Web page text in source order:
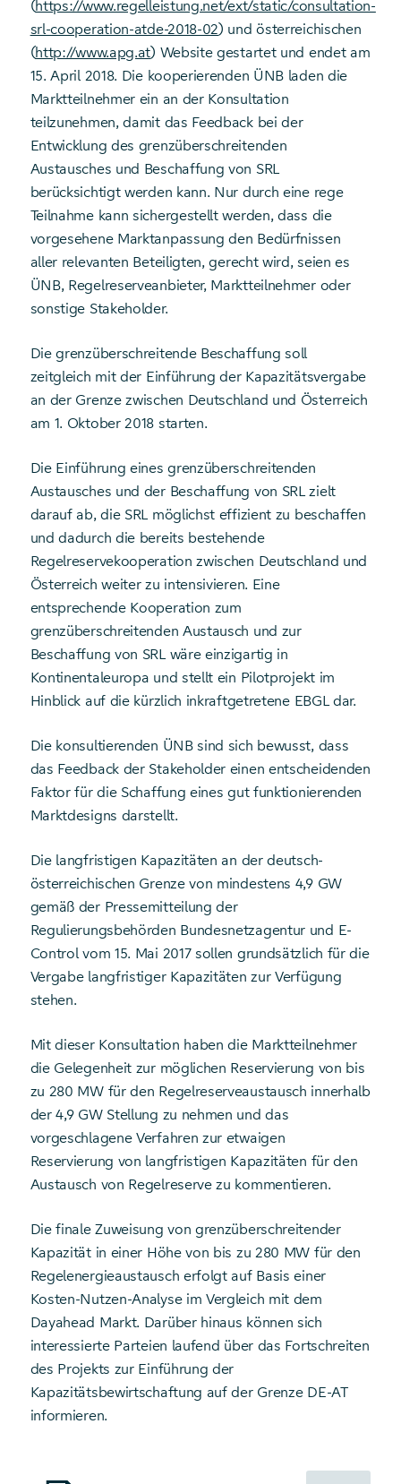
(https://www.regelleistung.net/ext/static/consultation-
srl-cooperation-atde-2018-02) und österreichischen
(http://www.apg.at) Website gestartet und endet am
15. April 2018. Die kooperierenden ÜNB laden die
Marktteilnehmer ein an der Konsultation
teilzunehmen, damit das Feedback bei der
Entwicklung des grenzüberschreitenden
Austausches und Beschaffung von SRL
berücksichtigt werden kann. Nur durch eine rege
Teilnahme kann sichergestellt werden, dass die
vorgesehene Marktanpassung den Bedürfnissen
aller relevanten Beteiligten, gerecht wird, seien es
ÜNB, Regelreserveanbieter, Marktteilnehmer oder
sonstige Stakeholder.
Die grenzüberschreitende Beschaffung soll
zeitgleich mit der Einführung der Kapazitätsvergabe
an der Grenze zwischen Deutschland und Österreich
am 1. Oktober 2018 starten.
Die Einführung eines grenzüberschreitenden
Austausches und der Beschaffung von SRL zielt
darauf ab, die SRL möglichst effizient zu beschaffen
und dadurch die bereits bestehende
Regelreservekooperation zwischen Deutschland und
Österreich weiter zu intensivieren. Eine
entsprechende Kooperation zum
grenzüberschreitenden Austausch und zur
Beschaffung von SRL wäre einzigartig in
Kontinentaleuropa und stellt ein Pilotprojekt im
Hinblick auf die kürzlich inkraftgetretene EBGL dar.
Die konsultierenden ÜNB sind sich bewusst, dass
das Feedback der Stakeholder einen entscheidenden
Faktor für die Schaffung eines gut funktionierenden
Marktdesigns darstellt.
Die langfristigen Kapazitäten an der deutsch-
österreichischen Grenze von mindestens 4,9 GW
gemäß der Pressemitteilung der
Regulierungsbehörden Bundesnetzagentur und E-
Control vom 15. Mai 2017 sollen grundsätzlich für die
Vergabe langfristiger Kapazitäten zur Verfügung
stehen.
Mit dieser Konsultation haben die Marktteilnehmer
die Gelegenheit zur möglichen Reservierung von bis
zu 280 MW für den Regelreserveaustausch innerhalb
der 4,9 GW Stellung zu nehmen und das
vorgeschlagene Verfahren zur etwaigen
Reservierung von langfristigen Kapazitäten für den
Austausch von Regelreserve zu kommentieren.
Die finale Zuweisung von grenzüberschreitender
Kapazität in einer Höhe von bis zu 280 MW für den
Regelenergieaustausch erfolgt auf Basis einer
Kosten-Nutzen-Analyse im Vergleich mit dem
Dayahead Markt. Darüber hinaus können sich
interessierte Parteien laufend über das Fortschreiten
des Projekts zur Einführung der
Kapazitätsbewirtschaftung auf der Grenze DE-AT
informieren.
Starte Download von: Marktinformation DE-AT